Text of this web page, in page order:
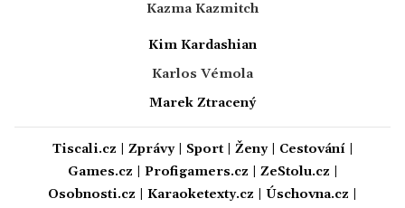
Kazma Kazmitch
Kim Kardashian
Karlos Vémola
Marek Ztracený
Tiscali.cz Zprávy| Sport| Ženy| Cestování|
Games.cz
Profigamers.cz ZeStolu.cz
Osobnosti.cz
Karaoketexty.cz Úschovna.cz